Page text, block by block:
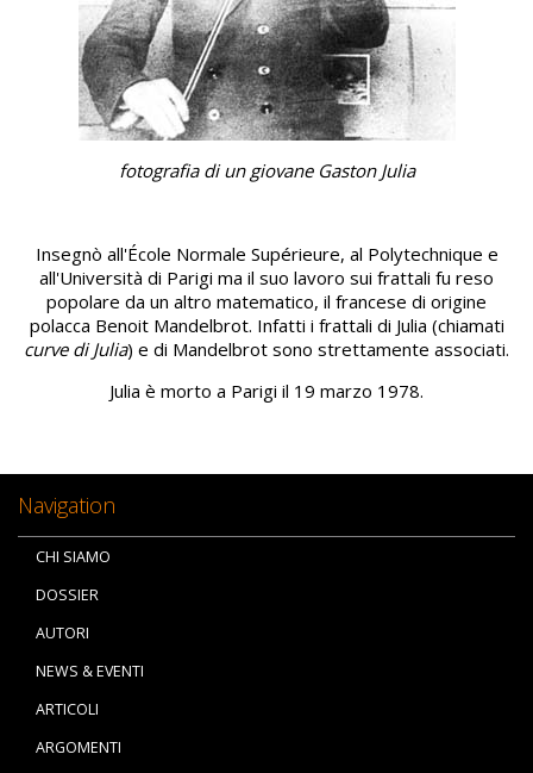
fotografia di un giovane Gaston Julia
Insegnò all'École Normale Supérieure, al Polytechnique e
all'Università di Parigi ma il suo lavoro sui frattali fu reso
popolare da un altro matematico, il francese di origine
polacca Benoit Mandelbrot. Infatti i frattali di Julia (chiamati
curve di Julia) e di Mandelbrot sono strettamente associati.
Julia è morto a Parigi il 19 marzo 1978.
Navigation
CHI SIAMO
DOSSIER
AUTORI
NEWS & EVENTI
ARTICOLI
ARGOMENTI